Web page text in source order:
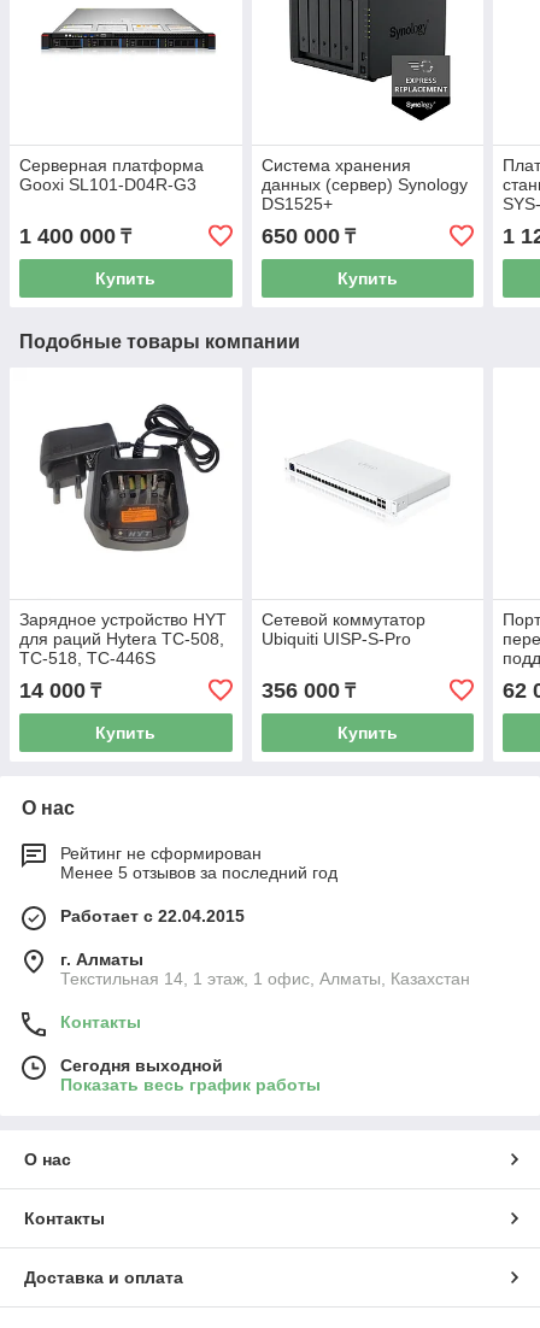
Серверная платформа
Gooxi SL101-D04R-G3
1 400 000 ₸
Купить
Система хранения
данных (сервер) Synology
DS1525+
650 000₸
Купить
1
Подобные товары компании
Зарядное устройствo HYT
для раций Hytera TC-508,
TC-518, TC-446S
CH10L19
14 000 ₸
Купить
Сетевой коммутатор
Ubiquiti UISP-S-Pro
356 000₸
Купить
62
О нас
Рейтинг не сформирован
Менее 5 отзывов за последний год
Работает с 22.04.2015
г. Алматы
Текстильная 14, 1 этаж, 1 офис, Алматы, Казахстан
Контакты
Сегодня выходной
Показать весь график работы
О нас
Контакты
Доставка и оплата